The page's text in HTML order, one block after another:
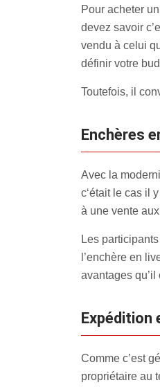
Pour acheter
devez savoir
vendu à celui
définir votre
Toutefois, il
Enchères
Avec la
c‘était le cas il
à une vente
Les
l’enchère en
avantages
Comme c’est
propriétaire au